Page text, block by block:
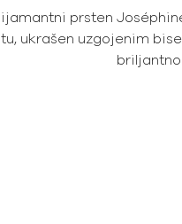
prsten
ukrašen uzgojenim